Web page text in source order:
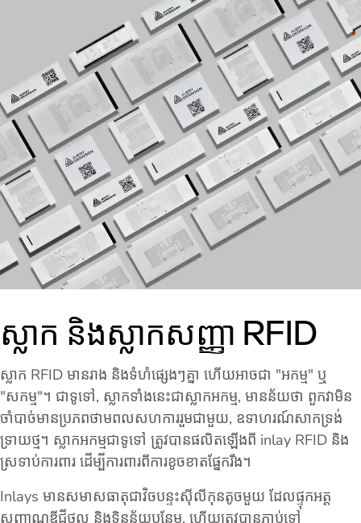
ស្លាក និងស្លាកសញ្ញា RFID
ស្លាក RFID មានរាង និងទំហំផ្សេងៗគ្នា ហើយអាចជា "អកម្ម" ឬ
"សកម្ម"។ ជាទូទៅ, ស្លាកទាំងនេះជាស្លាកអកម្ម, មានន័យថា ពួកវាមិន
ចាំបាច់មានប្រភពថាមពលសហការរួមជាមួយ, ឧទាហរណ៍សាកទ្រង់
ទ្រាយថ្ម។ ស្លាកអកម្មជាទូទៅ ត្រូវបានផលិតឡើងពី inlay RFID និង
ស្រទាប់ការពារ ដើម្បីការពារពីការខូចខាតផ្នែករឹង។
Inlays មានសមាសធាតុជាវិចបន្ទះស៊ីលីកុនតូចមួយ ដែលផ្ទុកអត្ត
សញ្ញាណឌីជីថល និងទិន្នន័យបន្ថែម, ហើយត្រូវបានភ្ជាប់ទៅ